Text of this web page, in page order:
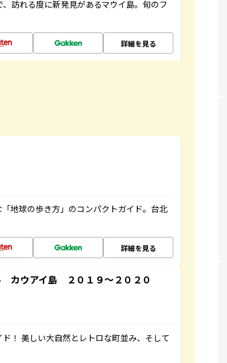
訪れる度に新発見があるマウイ島。旬のフ
詳細を見る
地球の歩き方」のコンパクトガイド。台北
詳細を見る
ウアイ島 ２０１９～２０２０
！ 美しい大自然とレトロな町並み、そして